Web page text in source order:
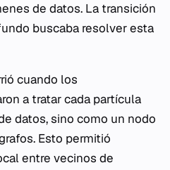
de datos. La transición
buscaba resolver esta
cuando los
a tratar cada partícula
datos, sino como un nodo
Esto permitió
entre vecinos de